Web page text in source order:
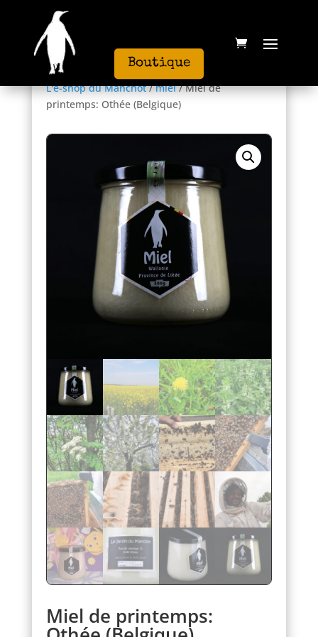
Boutique
L'e-shop du Manchot/miel/ Miel de
printemps: Othée (Belgique)
Miel de printemps: